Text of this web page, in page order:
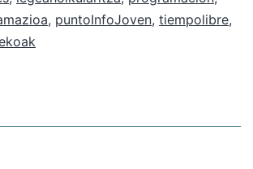
, puntoInfoJoven, tiempolibre,